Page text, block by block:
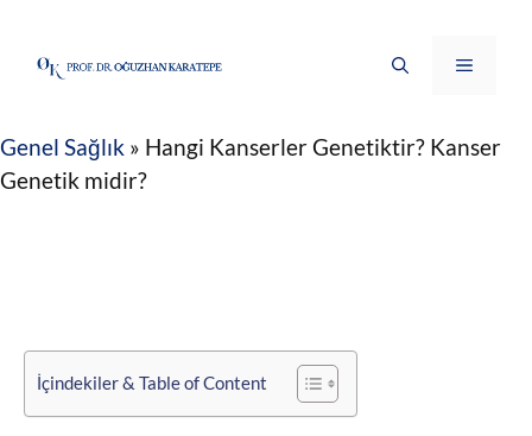
Menü
Genel Sağlık » Hangi Kanserler Genetiktir? Kanser
Genetik midir?
İçindekiler & Table of Content